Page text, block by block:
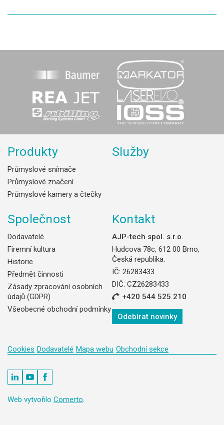
Produkty
Průmyslové snímače
Průmyslové značení
Průmyslové kamery a čtečky
Služby
Společnost
Dodavatelé
Firemní kultura
Historie
Předmět činnosti
Zásady zpracování osobních
údajů (GDPR)
Všeobecné obchodní podmínky
Kontakt
AJP-tech spol. s.r.o.
Hudcova 78c, 612 00 Brno,
Česká republika.
IČ: 26283433
DIČ: CZ26283433
+420 544 525 210
Odebírat novinky
Cookies Dodavatelé Mapa webu Obchodní sekce
Web vytvořilo Comerto